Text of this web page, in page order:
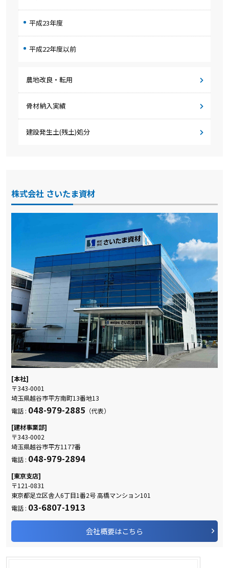
平成23年度
平成22年度以前
農地改良・転用
骨材納入実績
建設発生土(残土)処分
株式会社 さいたま資材
[本社]
〒343-0001
埼玉県越谷市平方南町13番地13
電話 : 048-979-2885 （代表）
[建材事業部]
〒343-0002
埼玉県越谷市平方1177番
電話 : 048-979-2894
[東京支店]
〒121-0831
東京都足立区舎人6丁目1番2号 高橋マンション101
電話 : 03-6807-1913
会社概要はこちら